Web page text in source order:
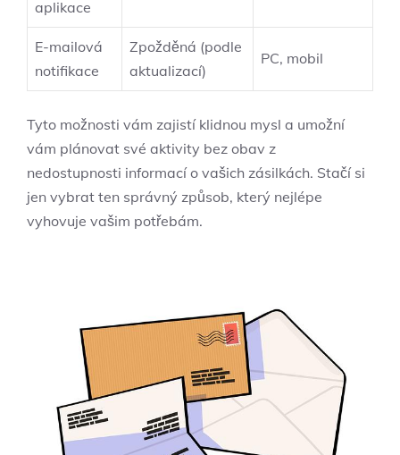
aplikace
E-mailová
notifikace
Zpožděná (podle⁣
aktualizací)
PC, mobil
Tyto možnosti vám zajistí klidnou mysl⁣ a umožní
vám plánovat své ‌aktivity bez⁤ obav z
nedostupnosti informací o vašich​ zásilkách.‌ Stačí si
jen ‍vybrat ⁣ten ‍správný způsob, ‍který nejlépe
vyhovuje vašim potřebám.